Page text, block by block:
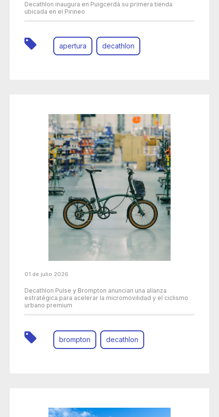
Decathlon inaugura en Puigcerdà su primera tienda
ubicada en el Pirineo
apertura decathlon
01 de julio 2026
Decathlon Pulse y Brompton anuncian una alianza
estratégica para acelerar la micromovilidad y el ciclismo
urbano premium
brompton decathlon